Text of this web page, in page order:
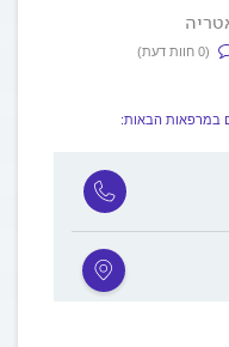
(0 חוות דעת)
במרפאות הבאות: